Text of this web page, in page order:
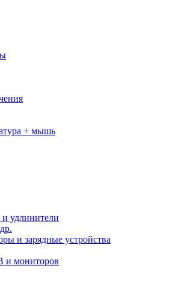
+ мышь
удлинители
и зарядные устройства
и мониторов